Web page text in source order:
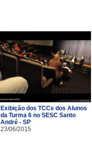
Exibição dos TCCs dos Alunos
da Turma 6 no SESC Santo
André - SP
23/06/2015